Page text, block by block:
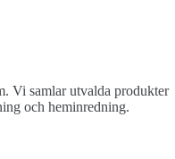
Vi samlar utvalda produkter
och heminredning.